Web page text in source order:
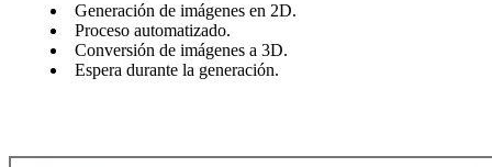
Generación de imágenes en 2D.
Proceso automatizado.
Conversión de imágenes a 3D.
Espera durante la generación.